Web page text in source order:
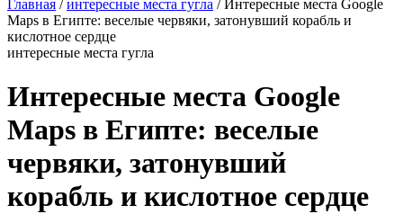
Главная / интересные места гугла / Интересные места Google
Maps в Египте: веселые червяки, затонувший корабль и
кислотное сердце
интересные места гугла
Интересные места Google
Maps в Египте: веселые
червяки, затонувший
корабль и кислотное сердце